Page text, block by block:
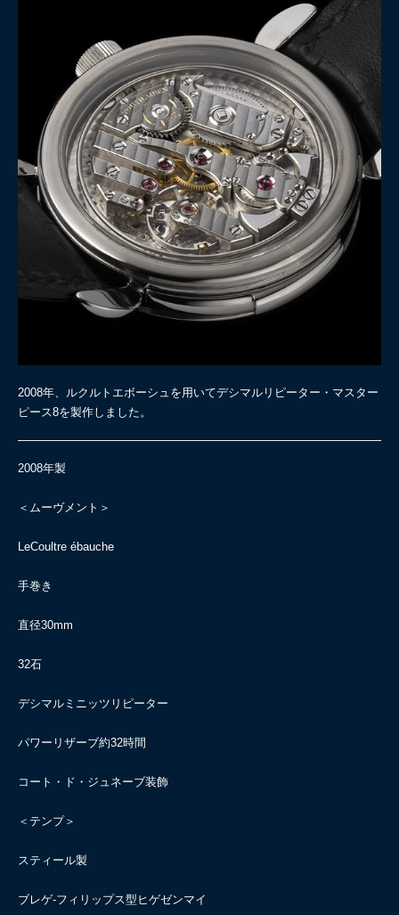
2008年、ルクルトエボーシュを用いてデシマルリピーター・マスター
ピース8を製作しました。
2008年製
＜ムーヴメント＞
LeCoultre ébauche
手巻き
直径30mm
32石
デシマルミニッツリピーター
パワーリザーブ約32時間
コート・ド・ジュネーブ装飾
＜テンプ＞
スティール製
ブレゲ-フィリップス型ヒゲゼンマイ